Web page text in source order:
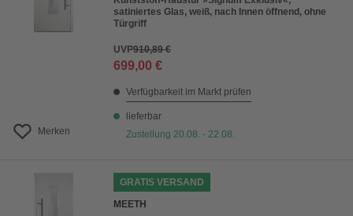
Merken
satiniertes Glas, weiß, nach Innen öffnend, ohne
Türgriff
UVP910,89 €
699,00 €
Verfügbarkeit im Markt prüfen
lieferbar
Zustellung 20.08. - 22.08.
GRATIS VERSAND
MEETH